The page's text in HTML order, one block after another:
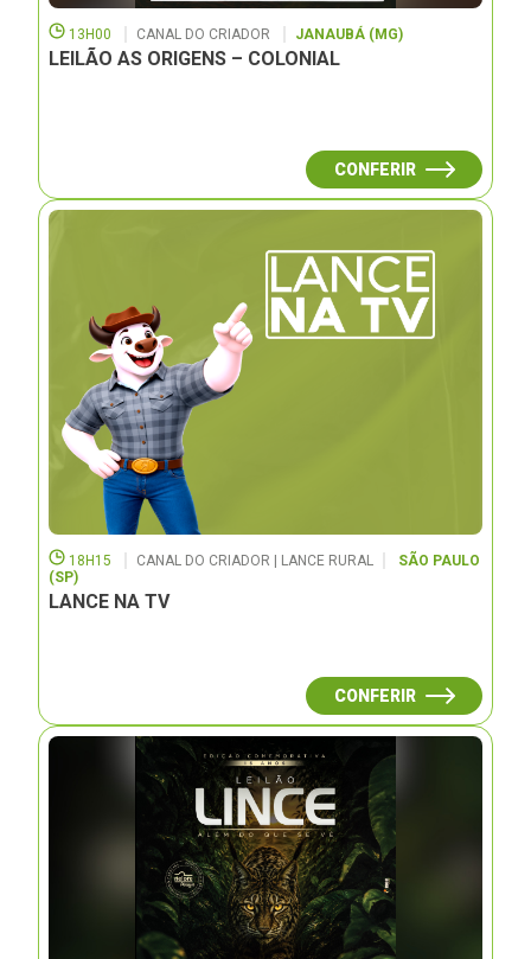
13H00 CANAL DO CRIADOR JANAUBÁ (MG)
LEILÃO AS ORIGENS – COLONIAL
CONFERIR
18H15 CANAL DO CRIADOR | LANCE RURAL
SÃO PAULO
(SP)
LANCE NA TV
CONFERIR